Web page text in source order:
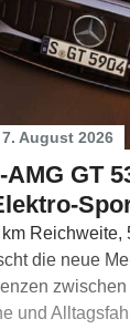
7. August 2026
GT
Reichweite,
die neue
und